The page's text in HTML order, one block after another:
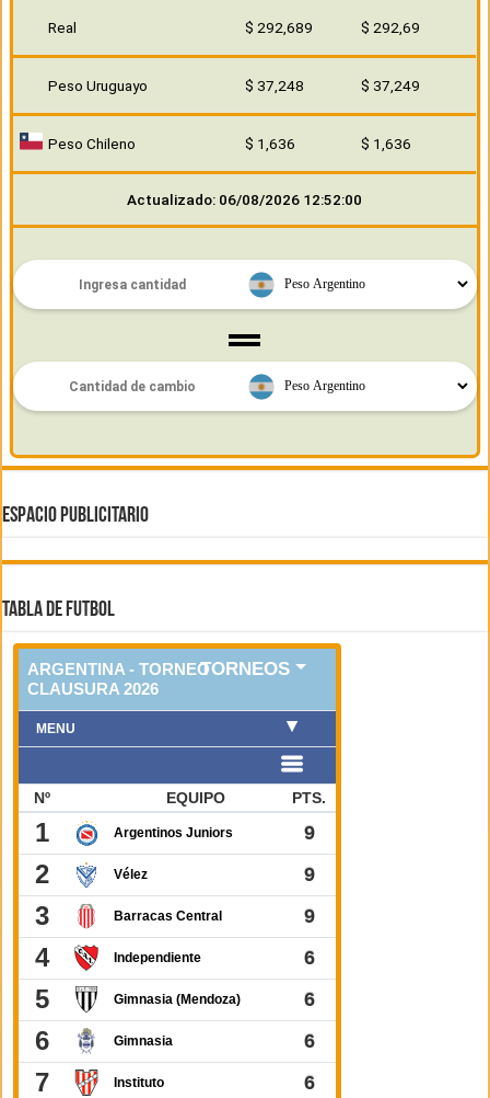
Real $ 292,689 $ 292,69
Peso Uruguayo $ 37,248 $ 37,249
Peso Chileno $ 1,636 $ 1,636
Actualizado: 06/08/2026 12:52:00
ESPACIO PUBLICITARIO
TABLA DE FUTBOL